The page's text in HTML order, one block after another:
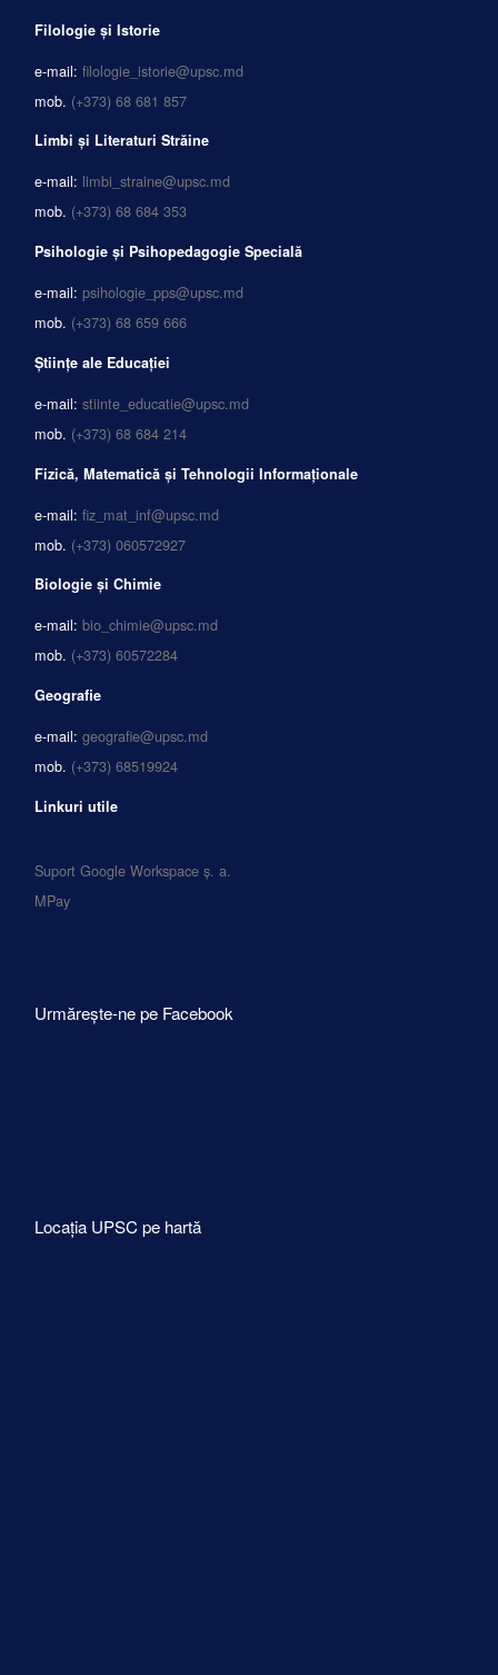
Filologie și Istorie
e-mail: filologie_istorie@upsc.md
mob. (+373) 68 681 857
Limbi și Literaturi Străine
e-mail: limbi_straine@upsc.md
mob. (+373) 68 684 353
Psihologie și Psihopedagogie Specială
e-mail: psihologie_pps@upsc.md
mob. (+373) 68 659 666
Științe ale Educației
e-mail: stiinte_educatie@upsc.md
mob. (+373) 68 684 214
Fizică, Matematică și Tehnologii Informaționale
e-mail: fiz_mat_inf@upsc.md
mob. (+373) 060572927
Biologie și Chimie
e-mail: bio_chimie@upsc.md
mob. (+373) 60572284
Geografie
e-mail: geografie@upsc.md
mob. (+373) 68519924
Linkuri utile
Suport Google Workspace ș. a.
MPay
Urmărește-ne pe Facebook
Locația UPSC pe hartă